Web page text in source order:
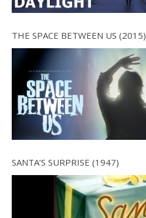
THE SPACE BETWEEN US (2015)
SANTA’S SURPRISE (1947)